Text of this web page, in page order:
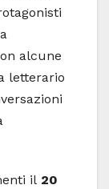
alcune
letterario
il 20